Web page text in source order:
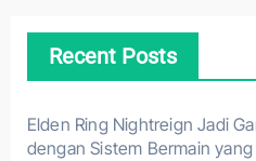
Recent Posts
Elden Ring Nightreign Jadi
dengan Sistem Bermain